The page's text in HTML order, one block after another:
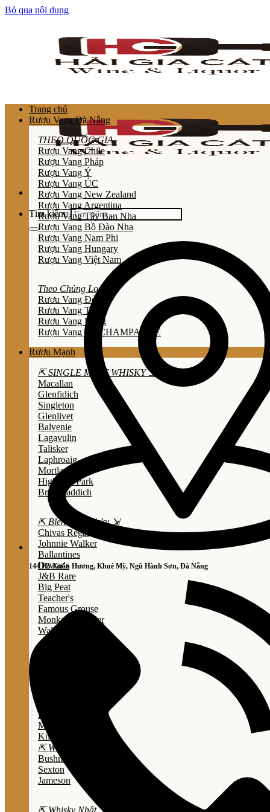
Bỏ qua nội dung
Tìm kiếm:
144 Hồ Xuân Hương, Khuê Mỹ, Ngũ Hành Sơn, Đà Nẵng
Trang chủ
Rượu Vang Đà Nẵng
THEO QUỐC GIA
Rượu Vang Chile
Rượu Vang Pháp
Rượu Vang Ý
Rượu Vang ÚC
Rượu Vang New Zealand
Rượu Vang Argentina
Rượu Vang Tây Ban Nha
Rượu Vang Bồ Đào Nha
Rượu Vang Nam Phi
Rượu Vang Hungary
Rượu Vang Việt Nam
Theo Chủng Loại
Rươu Vang Đỏ
Rươu Vang Trắng
Rươu Vang Hồng
Rượu Vang Nổ/CHAMPAGNE
Rượu Mạnh
⇱ SINGLE MALT WHISKY ⇲
Macallan
Glenfidich
Singleton
Glenlivet
Balvenie
Lagavulin
Talisker
Laphroaig
Mortlach
Highland Park
Bruichladdich
⇱ Blended Whisky ⇲
Chivas Regal
Johnnie Walker
Ballantines
Dewar's
J&B Rare
Big Peat
Teacher's
Famous Grouse
Monkey Shouder
Wall Street
Evan Williams
Marker's Mark
Knob Creek
⇱ Whiskey Ailen ⇲
Bushmills
Sexton
Jameson
⇱ Whisky Nhật ⇲